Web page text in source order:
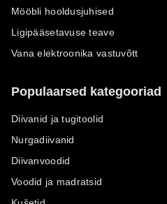
Mööbli hooldusjuhised
Ligipääsetavuse teave
Vana elektroonika vastuvõtt
Populaarsed kategooriad
Diivanid ja tugitoolid
Nurgadiivanid
Diivanvoodid
Voodid ja madratsid